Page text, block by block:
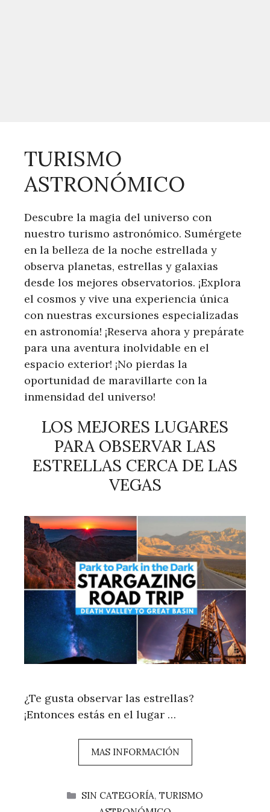
TURISMO
ASTRONÓMICO
Descubre la magia del universo con
nuestro turismo astronómico. Sumérgete
en la belleza de la noche estrellada y
observa planetas, estrellas y galaxias
desde los mejores observatorios. ¡Explora
el cosmos y vive una experiencia única
con nuestras excursiones especializadas
en astronomía! ¡Reserva ahora y prepárate
para una aventura inolvidable en el
espacio exterior! ¡No pierdas la
oportunidad de maravillarte con la
inmensidad del universo!
LOS MEJORES LUGARES
PARA OBSERVAR LAS
ESTRELLAS CERCA DE LAS
VEGAS
¿Te gusta observar las estrellas?
¡Entonces estás en el lugar …
MAS INFORMACIÓN
CATEGORÍAS
SIN CATEGORÍA,TURISMO